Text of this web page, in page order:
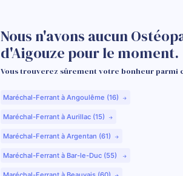
Nous n'avons aucun
d'Aigouze pour le moment.
Vous trouverez sûrement votre bonheur parmi
Maréchal-Ferrant à Angoulême (16)
Maréchal-Ferrant à Aurillac (15)
Maréchal-Ferrant à Argentan (61)
Maréchal-Ferrant à Bar-le-Duc (55)